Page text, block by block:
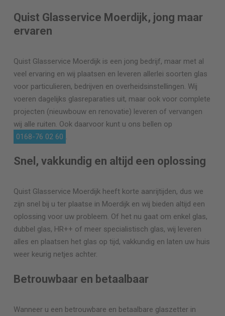
Quist Glasservice Moerdijk, jong maar
ervaren
Quist Glasservice Moerdijk is een jong bedrijf, maar met al
veel ervaring en wij plaatsen en leveren allerlei soorten glas
voor particulieren, bedrijven en overheidsinstellingen. Wij
voeren dagelijks glasreparaties uit, maar ook voor complete
projecten (nieuwbouw en renovatie) leveren of vervangen
wij alle ruiten. Ook daarvoor kunt u ons bellen op
0168-76 02 60 .
Snel, vakkundig en altijd een oplossing
Quist Glasservice Moerdijk heeft korte aanrijtijden, dus we
zijn snel bij u ter plaatse in Moerdijk en wij bieden altijd een
oplossing voor uw probleem. Of het nu gaat om enkel glas,
dubbel glas, HR++ of meer specialistisch glas, wij leveren
alles en plaatsen het glas op tijd, vakkundig en laten uw huis
weer keurig netjes achter.
Betrouwbaar en betaalbaar
Wanneer u een betrouwbare en betaalbare glaszetter in